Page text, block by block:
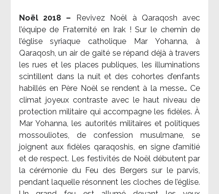
Noël 2018 –
Revivez Noël à Qaraqosh avec
l’équipe de Fraternité en Irak ! Sur le chemin de
l’église syriaque catholique Mar Yohanna, à
Qaraqosh, un air de gaité se répand déjà à travers
les rues et les places publiques, les illuminations
scintillent dans la nuit et des cohortes d’enfants
habillés en Père Noël se rendent à la messe… Ce
climat joyeux contraste avec le haut niveau de
protection militaire qui accompagne les fidèles. À
Mar Yohanna, les autorités militaires et politiques
mossouliotes, de confession musulmane, se
joignent aux fidèles qaraqoshis, en signe d’amitié
et de respect. Les festivités de Noël débutent par
la cérémonie du Feu des Bergers sur le parvis,
pendant laquelle résonnent les cloches de l’église.